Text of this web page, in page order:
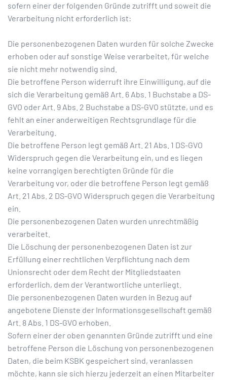
sofern einer der folgenden Gründe zutrifft und soweit die
Verarbeitung nicht erforderlich ist:
Die personenbezogenen Daten wurden für solche Zwecke
erhoben oder auf sonstige Weise verarbeitet, für welche
sie nicht mehr notwendig sind.
Die betroffene Person widerruft ihre Einwilligung, auf die
sich die Verarbeitung gemäß Art. 6 Abs. 1 Buchstabe a DS-
GVO oder Art. 9 Abs. 2 Buchstabe a DS-GVO stützte, und es
fehlt an einer anderweitigen Rechtsgrundlage für die
Verarbeitung.
Die betroffene Person legt gemäß Art. 21 Abs. 1 DS-GVO
Widerspruch gegen die Verarbeitung ein, und es liegen
keine vorrangigen berechtigten Gründe für die
Verarbeitung vor, oder die betroffene Person legt gemäß
Art. 21 Abs. 2 DS-GVO Widerspruch gegen die Verarbeitung
ein.
Die personenbezogenen Daten wurden unrechtmäßig
verarbeitet.
Die Löschung der personenbezogenen Daten ist zur
Erfüllung einer rechtlichen Verpflichtung nach dem
Unionsrecht oder dem Recht der Mitgliedstaaten
erforderlich, dem der Verantwortliche unterliegt.
Die personenbezogenen Daten wurden in Bezug auf
angebotene Dienste der Informationsgesellschaft gemäß
Art. 8 Abs. 1 DS-GVO erhoben.
Sofern einer der oben genannten Gründe zutrifft und eine
betroffene Person die Löschung von personenbezogenen
Daten, die beim KSBK gespeichert sind, veranlassen
möchte, kann sie sich hierzu jederzeit an einen Mitarbeiter